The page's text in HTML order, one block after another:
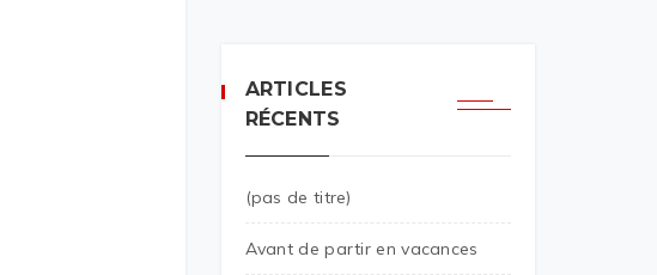
ARTICLES
RÉCENTS
(pas de titre)
Avant de partir en vacances